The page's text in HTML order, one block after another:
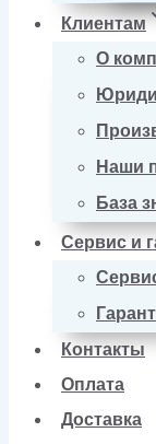
Клиентам
О
Наши
База
Сервис и
Контакты
Оплата
Доставка